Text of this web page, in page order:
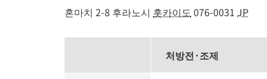
혼마치 2-8 후라노시 홋카이도 076-0031 JP
처방전·조제